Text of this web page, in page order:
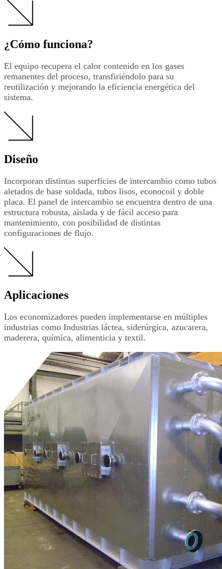
¿Cómo funciona?
El equipo recupera el calor contenido en los gases
remanentes del proceso, transfiriéndolo para su
reutilización y mejorando la eficiencia energética del
sistema.
Diseño
Incorporan distintas superficies de intercambio como tubos
aletados de base soldada, tubos lisos, econocoil y doble
placa. El panel de intercambio se encuentra dentro de una
estructura robusta, aislada y de fácil acceso para
mantenimiento, con posibilidad de distintas
configuraciones de flujo.
Aplicaciones
Los economizadores pueden implementarse en múltiples
industrias como Industrias láctea, siderúrgica, azucarera,
maderera, química, alimenticia y textil.